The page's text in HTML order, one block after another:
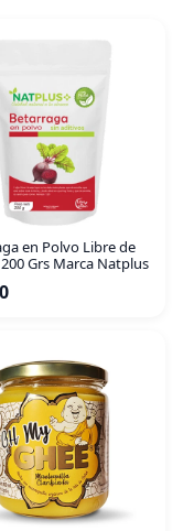
en Polvo Libre de
Grs Marca Natplus